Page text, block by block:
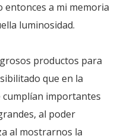
entonces a mi memoria
luminosidad.
productos para
que en la
cumplían importantes
al poder
al mostrarnos la